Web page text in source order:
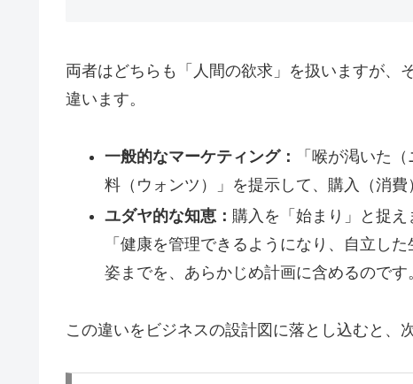
両者はどちらも「人間の欲求」を扱いますが、
違います。
一般的なマーケティング：
「喉が渇いた
料（ウォンツ）」を提示して、購入（消費
ユダヤ的な知恵： 購入を「始まり」と捉
「健康を管理できるようになり、自立し
姿までを、あらかじめ計画に含めるのです
この違いをビジネスの設計図に落とし込むと、